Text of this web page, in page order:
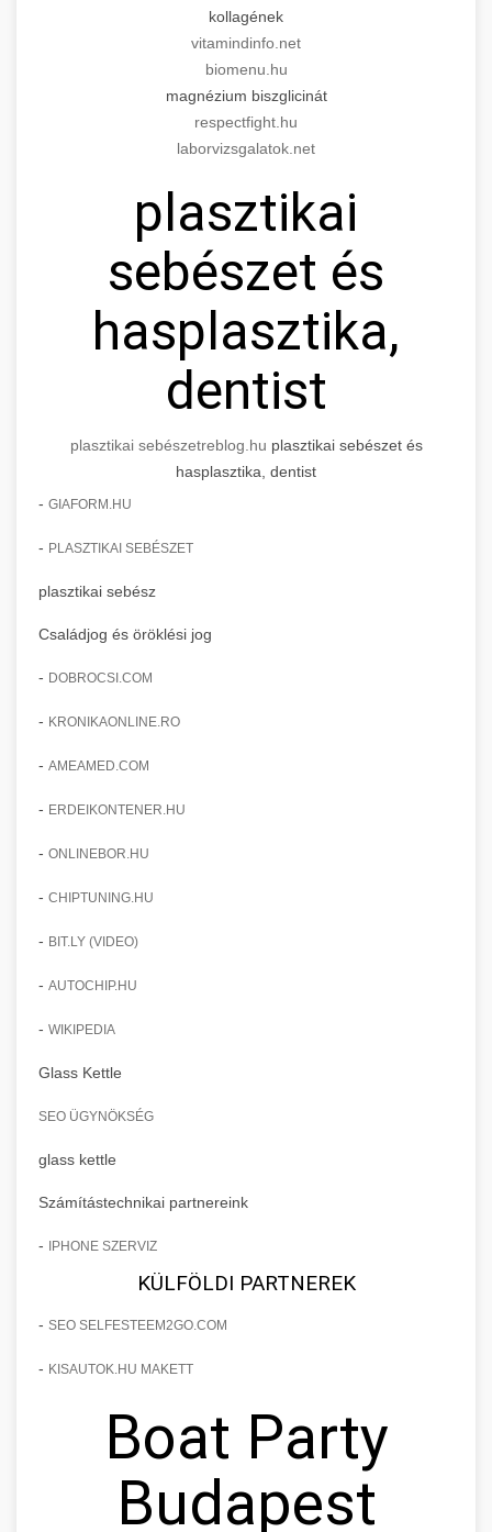
kollagének
vitamindinfo.net
biomenu.hu
magnézium biszglicinát
respectfight.hu
laborvizsgalatok.net
plasztikai
sebészet és
hasplasztika,
dentist
plasztikai sebészetreblog.hu plasztikai sebészet és
hasplasztika, dentist
- GIAFORM.HU
- PLASZTIKAI SEBÉSZET
plasztikai sebész
Családjog és öröklési jog
- DOBROCSI.COM
- KRONIKAONLINE.RO
- AMEAMED.COM
- ERDEIKONTENER.HU
- ONLINEBOR.HU
- CHIPTUNING.HU
- BIT.LY (VIDEO)
- AUTOCHIP.HU
- WIKIPEDIA
Glass Kettle
SEO ÜGYNÖKSÉG
glass kettle
Számítástechnikai partnereink
- IPHONE SZERVIZ
KÜLFÖLDI PARTNEREK
- SEO SELFESTEEM2GO.COM
- KISAUTOK.HU MAKETT
Boat Party
Budapest